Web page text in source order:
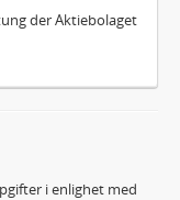
der Aktiebolaget
i enlighet med